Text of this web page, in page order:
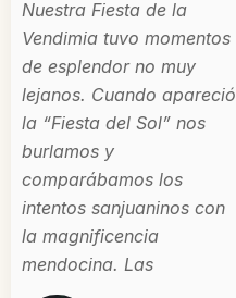
Nuestra Fiesta de la
Vendimia tuvo momentos
de esplendor no muy
lejanos. Cuando apareció
la “Fiesta del Sol” nos
burlamos y
comparábamos los
intentos sanjuaninos con
la magnificencia
mendocina. Las